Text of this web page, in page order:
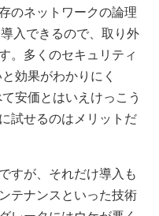
のネットワークの論理
入できるので、取り外
。多くのセキュリティ
効果がわかりにく
安価とはいえけっこう
試せるのはメリットだ
すが、それだけ導入も
テナンスといった技術